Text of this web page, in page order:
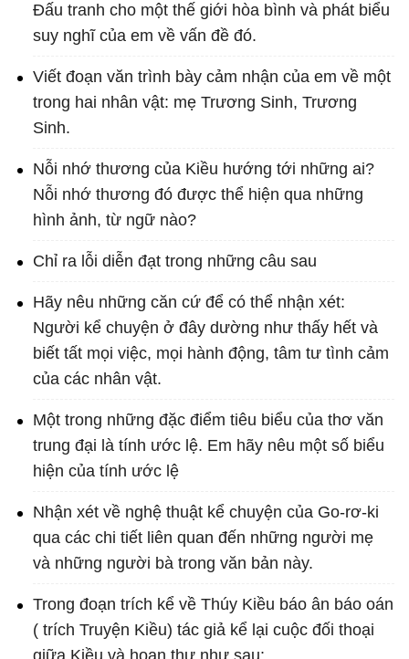
Đấu tranh cho một thế giới hòa bình và phát biểu
suy nghĩ của em về vấn đề đó.
Viết đoạn văn trình bày cảm nhận của em về một
trong hai nhân vật: mẹ Trương Sinh, Trương
Sinh.
Nỗi nhớ thương của Kiều hướng tới những ai?
Nỗi nhớ thương đó được thể hiện qua những
hình ảnh, từ ngữ nào?
Chỉ ra lỗi diễn đạt trong những câu sau
Hãy nêu những căn cứ để có thể nhận xét:
Người kể chuyện ở đây dường như thấy hết và
biết tất mọi việc, mọi hành động, tâm tư tình cảm
của các nhân vật.
Một trong những đặc điểm tiêu biểu của thơ văn
trung đại là tính ước lệ. Em hãy nêu một số biểu
hiện của tính ước lệ
Nhận xét về nghệ thuật kể chuyện của Go-rơ-ki
qua các chi tiết liên quan đến những người mẹ
và những người bà trong văn bản này.
Trong đoạn trích kể về Thúy Kiều báo ân báo oán
( trích Truyện Kiều) tác giả kể lại cuộc đối thoại